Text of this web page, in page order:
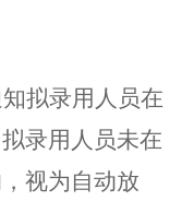
拟录用人员在
录用人员未在
视为自动放